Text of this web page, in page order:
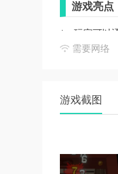
游戏亮点
1、玩家可以
更新日志
1.修复了一系
- 有护盾但
- 复活次数不
- 蜈蚣钻地不
需要网络
游戏截图